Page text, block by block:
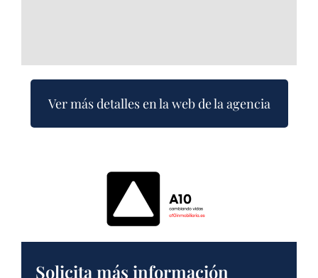
Ver más detalles en la web de la agencia
Solicita más información